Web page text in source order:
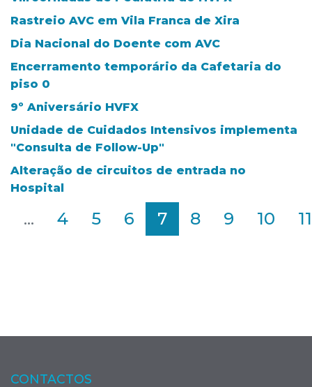
Rastreio AVC em Vila Franca de Xira
Dia Nacional do Doente com AVC
Encerramento temporário da Cafetaria do
piso 0
9º Aniversário HVFX
Unidade de Cuidados Intensivos implementa
"Consulta de Follow-Up"
Alteração de circuitos de entrada no
Hospital
... 4 5 6 7 8 9 10 11
CONTACTOS